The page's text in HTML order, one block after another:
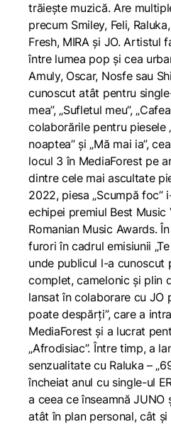
trăiește muzică. Are
precum Smiley, Feli,
Fresh, MIRA și JO. Artistul
între lumea pop și cea
Amuly, Oscar, Nosfe sau
cunoscut atât pentru
mea”, „Sufletul meu”,
colaborările pentru piesele
noaptea” și „Mă mai ia”,
locul 3 în MediaForest pe
dintre cele mai ascultate
2022, piesa „Scumpă foc”
echipei premiul Best Music
Romanian Music Awards.
furori în cadrul emisiunii
unde publicul l-a cunoscut
complet, camelonic și plin
lansat în colaborare cu JO
poate despărți”, care a
MediaForest și a lucrat
„Afrodisiac”. Între timp, a
senzualitate cu Raluka –
încheiat anul cu single-ul
a ceea ce înseamnă
atât în plan personal, cât